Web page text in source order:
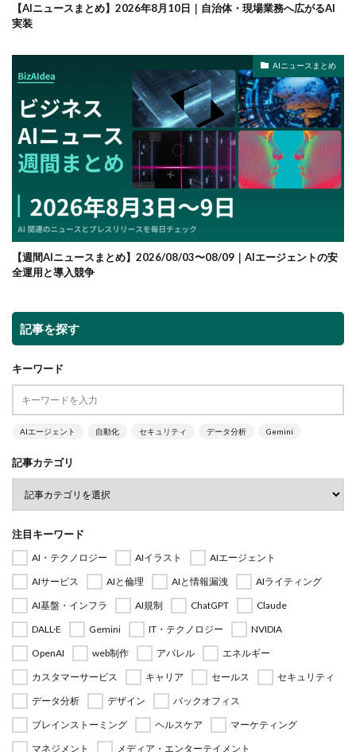
【AIニュースまとめ】2026年8月10日｜自治体・現場業務へ広がるAI
実装
AIニュースまとめ
【週間AIニュースまとめ】2026/08/03〜08/09｜AIエージェントの安
全運用と導入競争
記事を探す
キーワード
AIエージェント 自動化 セキュリティ データ分析 Gemini
記事カテゴリ
注目キーワード
AI・テクノロジー AIイラスト
AIエージェント
AIサービス
AIと倫理 AIと情報漏洩
AIライティング
AI基盤・インフラ
AI規制 ChatGPT
Claude
DALL·E
Gemini IT・テクノロジー
NVIDIA
OpenAI
web制作 アパレル
エネルギー
カスタマーサービス
キャリア セールス
セキュリティ
データ分析
デザイン
バックオフィス
ブレインストーミング
ヘルスケア
マーケティング
マネジメント
メディア・エンターテイメント